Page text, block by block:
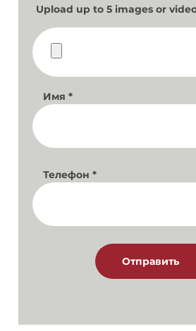
Upload up to 5 images or
Имя *
Телефон *